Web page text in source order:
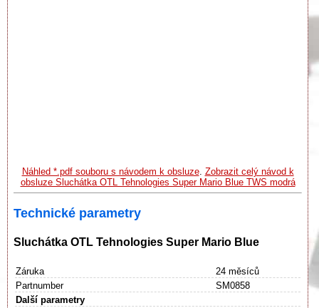
Náhled *.pdf souboru s návodem k obsluze. Zobrazit celý návod k
obsluze Sluchátka OTL Tehnologies Super Mario Blue TWS modrá
Technické parametry
Sluchátka OTL Tehnologies Super Mario Blue
Záruka
24 měsíců
Partnumber
SM0858
Další parametry